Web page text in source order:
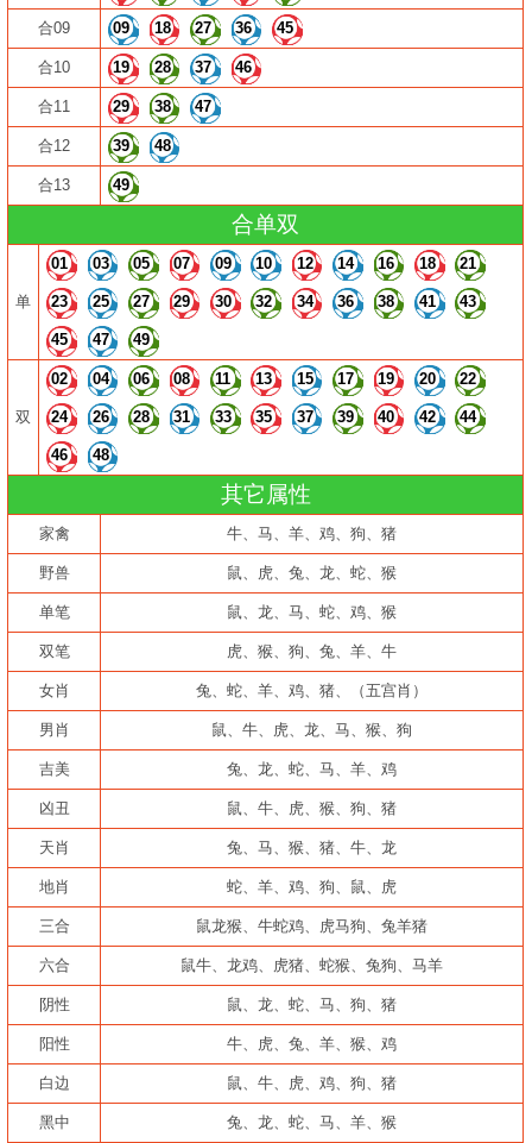
合09 09 18 27 36 45
合10 19 28 37 46
合11 29 38 47
合12 39 48
合13 49
合单双
单
01 03 05 07 09 10 12 14 16 18 21
23 25 27 29 30 32 34 36 38 41 43
45 47 49
双
02 04 06 08 11 13 15 17 19 20 22
24 26 28 31 33 35 37 39 40 42 44
46 48
其它属性
家禽 牛、马、羊、鸡、狗、猪
野兽 鼠、虎、兔、龙、蛇、猴
单笔 鼠、龙、马、蛇、鸡、猴
双笔 虎、猴、狗、兔、羊、牛
女肖 兔、蛇、羊、鸡、猪、（五宫肖）
男肖 鼠、牛、虎、龙、马、猴、狗
吉美 兔、龙、蛇、马、羊、鸡
凶丑 鼠、牛、虎、猴、狗、猪
天肖 兔、马、猴、猪、牛、龙
地肖 蛇、羊、鸡、狗、鼠、虎
三合 鼠龙猴、牛蛇鸡、虎马狗、兔羊猪
六合 鼠牛、龙鸡、虎猪、蛇猴、兔狗、马羊
阴性 鼠、龙、蛇、马、狗、猪
阳性 牛、虎、兔、羊、猴、鸡
白边 鼠、牛、虎、鸡、狗、猪
黑中 兔、龙、蛇、马、羊、猴